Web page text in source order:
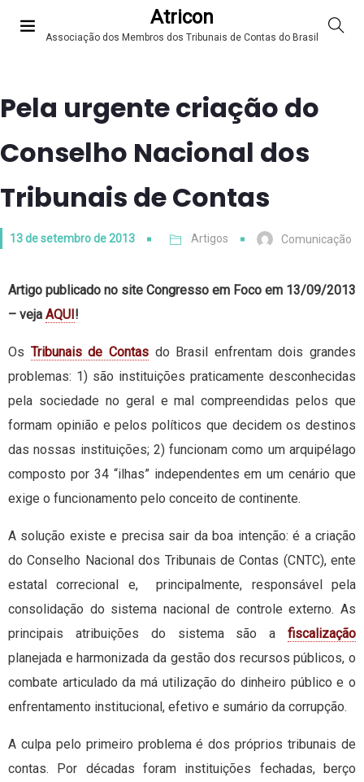
Atricon
Associação dos Membros dos Tribunais de Contas do Brasil
Pela urgente criação do
Conselho Nacional dos
Tribunais de Contas
13 de setembro de 2013 Artigos Comunicação
Artigo publicado no site Congresso em Foco em 13/09/2013
– veja AQUI !
Os Tribunais de Contasdo Brasil enfrentam dois grandes
problemas: 1) são instituições praticamente desconhecidas
pela sociedade no geral e mal compreendidas pelos que
formam opinião e pelos políticos que decidem os destinos
das nossas instituições; 2) funcionam como um arquipélago
composto por 34 “ilhas” independentes em um cenário que
exige o funcionamento pelo conceito de continente.
A solução existe e precisa sair da boa intenção: é a criação
do Conselho Nacional dos Tribunais de Contas (CNTC), ente
estatal correcional e, principalmente, responsável pela
consolidação do sistema nacional de controle externo. As
principais atribuições do sistema são a fiscalização
planejada e harmonizada da gestão dos recursos públicos, o
combate articulado da má utilização do dinheiro público e o
enfrentamento institucional, efetivo e sumário da corrupção.
A culpa pelo primeiro problema é dos próprios tribunais de
contas. Por décadas foram instituições fechadas, berço